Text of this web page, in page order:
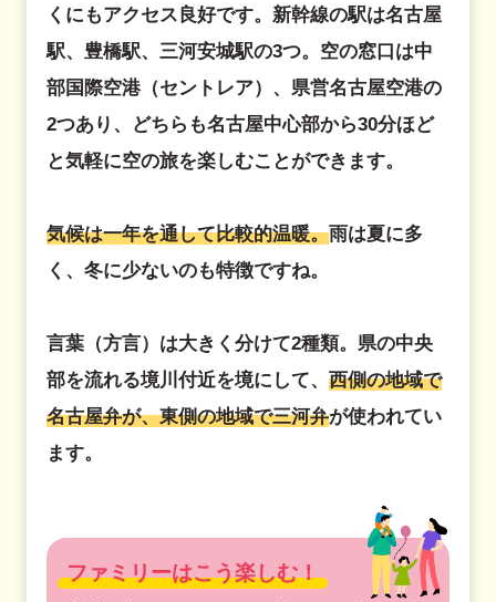
くにもアクセス良好です。新幹線の駅は名古屋
駅、豊橋駅、三河安城駅の3つ。空の窓口は中
部国際空港（セントレア）、県営名古屋空港の
2つあり、どちらも名古屋中心部から30分ほど
と気軽に空の旅を楽しむことができます。
気候は一年を通して比較的温暖。雨は夏に多
く、冬に少ないのも特徴ですね。
言葉（方言）は大きく分けて2種類。県の中央
部を流れる境川付近を境にして、 西側の地域で
名古屋弁が、東側の地域で三河弁が使われてい
ます。
ファミリーはこう楽しむ！